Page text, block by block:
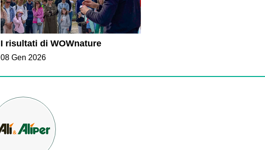
I risultati di WOWnature
08 Gen 2026